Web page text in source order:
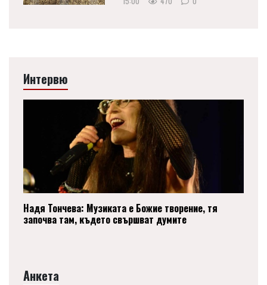
Интервю
Надя Тончева: Музиката е Божие творение, тя
започва там, където свършват думите
Анкета